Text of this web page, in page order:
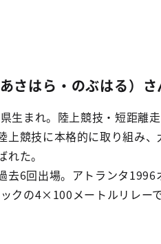
さはら・のぶはる）
生まれ。陸上競技・短距離走
上競技に本格的に取り組み
た。
去6回出場。アトランタ
クの4×100メートルリレー